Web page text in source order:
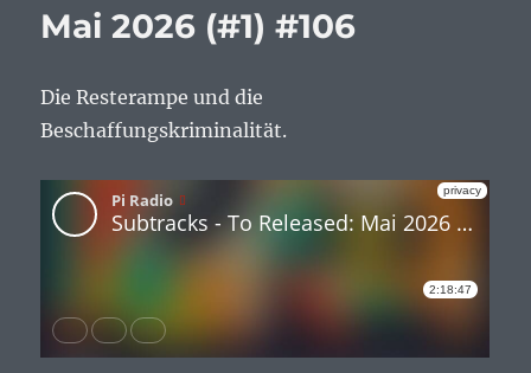
Mai 2026 (#1) #106
Die Resterampe und die
Beschaffungskriminalität.